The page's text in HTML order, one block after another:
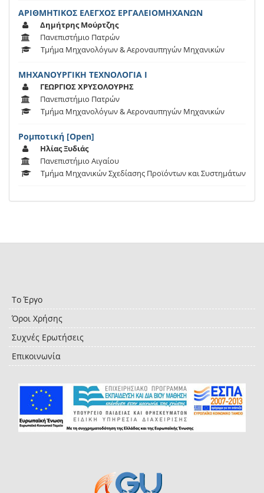
ΑΡΙΘΜΗΤΙΚΟΣ ΕΛΕΓΧΟΣ ΕΡΓΑΛΕΙΟΜΗΧΑΝΩΝ
Δημήτρης Μούρτζης
Πανεπιστήμιο Πατρών
Τμήμα Μηχανολόγων & Αεροναυπηγών Μηχανικών
ΜΗΧΑΝΟΥΡΓΙΚΗ ΤΕΧΝΟΛΟΓΙΑ Ι
ΓΕΩΡΓΙΟΣ ΧΡΥΣΟΛΟΥΡΗΣ
Πανεπιστήμιο Πατρών
Τμήμα Μηχανολόγων & Αεροναυπηγών Μηχανικών
Ρομποτική [Open]
Ηλίας Ξυδιάς
Πανεπιστήμιο Αιγαίου
Τμήμα Μηχανικών Σχεδίασης Προϊόντων και Συστημάτων
Το Έργο
Όροι Χρήσης
Συχνές Ερωτήσεις
Επικοινωνία